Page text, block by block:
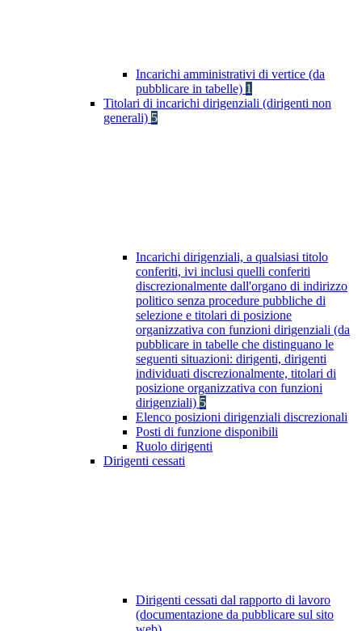
Incarichi amministrativi di vertice (da
pubblicare in tabelle) 1
Titolari di incarichi dirigenziali (dirigenti non
generali) 5
Incarichi dirigenziali, a qualsiasi titolo
conferiti, ivi inclusi quelli conferiti
discrezionalmente dall'organo di indirizzo
politico senza procedure pubbliche di
selezione e titolari di posizione
organizzativa con funzioni dirigenziali (da
pubblicare in tabelle che distinguano le
seguenti situazioni: dirigenti, dirigenti
individuati discrezionalmente, titolari di
posizione organizzativa con funzioni
dirigenziali) 5
Elenco posizioni dirigenziali discrezionali
Posti di funzione disponibili
Ruolo dirigenti
Dirigenti cessati
Dirigenti cessati dal rapporto di lavoro
(documentazione da pubblicare sul sito